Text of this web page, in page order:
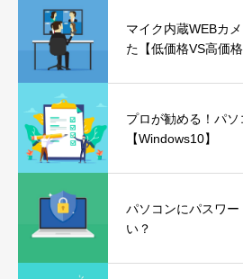
マイク内蔵WEBカ
た【低価格VS高価格
プロが勧める！パ
【Windows10】
パソコンにパスワ
い？